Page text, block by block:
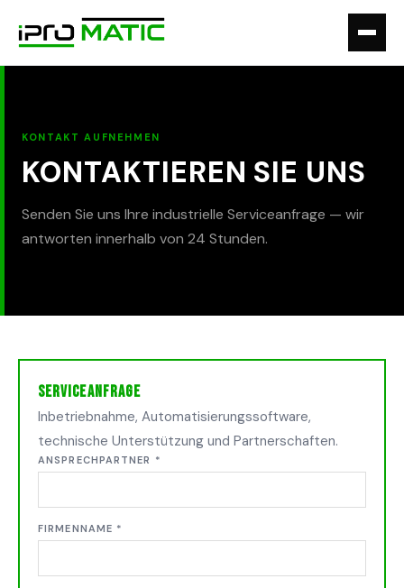
KONTAKT AUFNEHMEN
KONTAKTIEREN SIE UNS
Senden Sie uns Ihre industrielle Serviceanfrage — wir
antworten innerhalb von 24 Stunden.
SERVICEANFRAGE
Inbetriebnahme, Automatisierungssoftware,
technische Unterstützung und Partnerschaften.
ANSPRECHPARTNER *
FIRMENNAME *